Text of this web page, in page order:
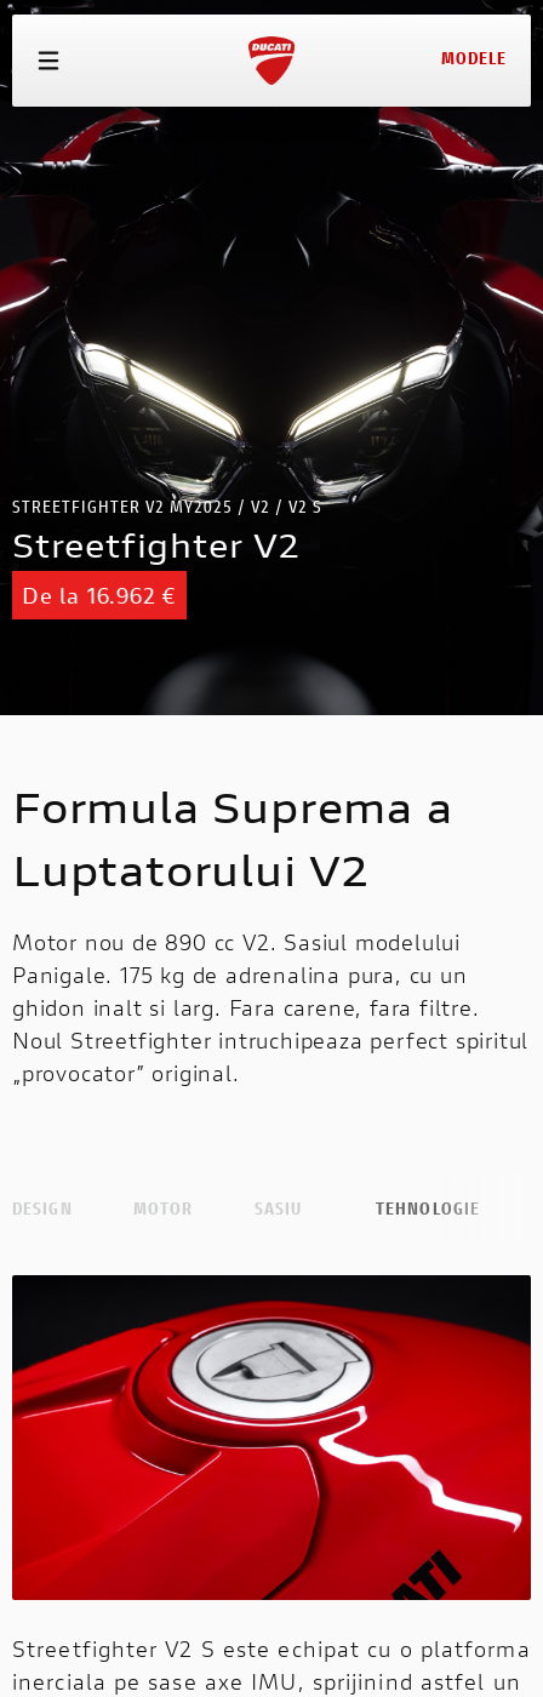
MODELE
MODELE
ECHIPAMENTE
SERVICE
TEST DRIVE
CONFIGURATOR
CONTACT
STREETFIGHTER V2 MY2025 / V2 / V2 S
Streetfighter V2
De la 16.962 €
Formula Suprema a
Luptatorului V2
Motor nou de 890 cc V2. Sasiul modelului
Panigale. 175 kg de adrenalina pura, cu un
ghidon inalt si larg. Fara carene, fara filtre.
Noul Streetfighter intruchipeaza perfect spiritul
„provocator” original.
DESIGN MOTOR SASIU TEHNOLOGIE
Streetfighter V2 S este echipat cu o platforma
inerciala pe sase axe IMU, sprijinind astfel un